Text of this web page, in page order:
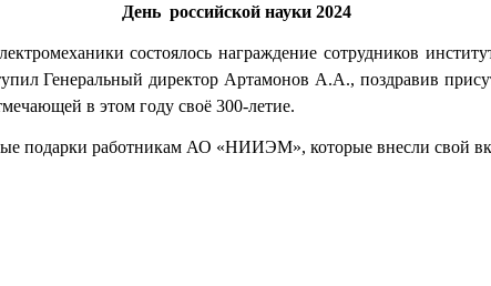
День российской науки 2024
состоялось награждение сотрудников
Генеральный директор Артамонов А.А., поздравив
в этом году своё 300-летие.
подарки работникам АО «НИИЭМ», которые внесли свой